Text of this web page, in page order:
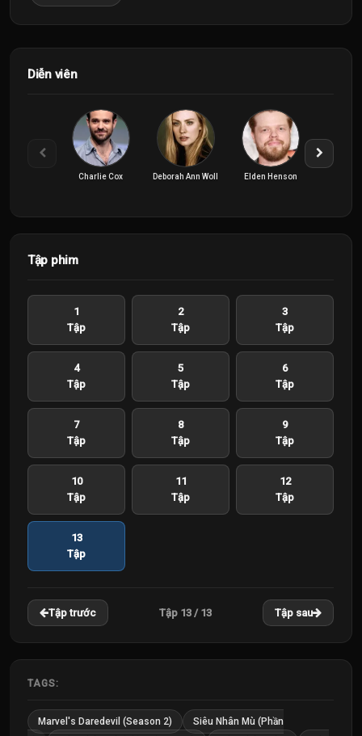
Diễn viên
Charlie Cox Deborah Ann Woll Elden Henson
Tập phim
1
Tập
2
Tập
3
Tập
4
Tập
5
Tập
6
Tập
7
Tập
8
Tập
9
Tập
10
Tập
11
Tập
12
Tập
13
Tập
Tập trước Tập 13 / 13 Tập sau
TAGS:
Marvel's Daredevil (Season 2)
Siêu Nhân Mù (Phần